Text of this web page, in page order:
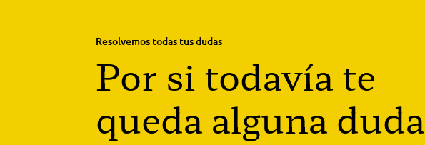
Resolvemos todas tus dudas
Por si todavía te
queda alguna duda